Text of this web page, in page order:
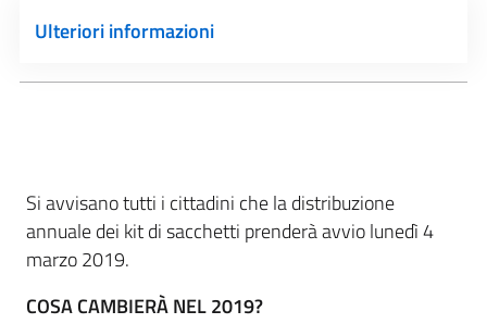
Ulteriori informazioni
Si avvisano tutti i cittadini che la distribuzione
annuale dei kit di sacchetti prenderà avvio lunedì 4
marzo 2019.
COSA CAMBIERÀ NEL 2019?